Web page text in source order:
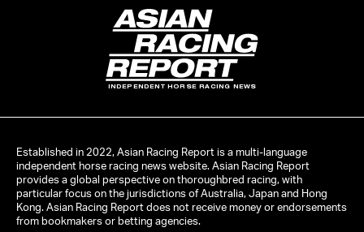
INDEPENDENT HORSE RACING NEWS
Established in 2022, Asian Racing Report is a multi-language
independent horse racing news website. Asian Racing Report
provides a global perspective on thoroughbred racing, with
particular focus on the jurisdictions of Australia, Japan and Hong
Kong. Asian Racing Report does not receive money or endorsements
from bookmakers or betting agencies.